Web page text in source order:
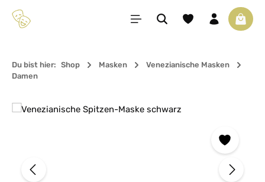
Zum Hauptinhalt springen Du hast 0 Produkte
Du bist hier: Shop Masken
Venezianische Masken
Damen
Bildergalerie überspringen